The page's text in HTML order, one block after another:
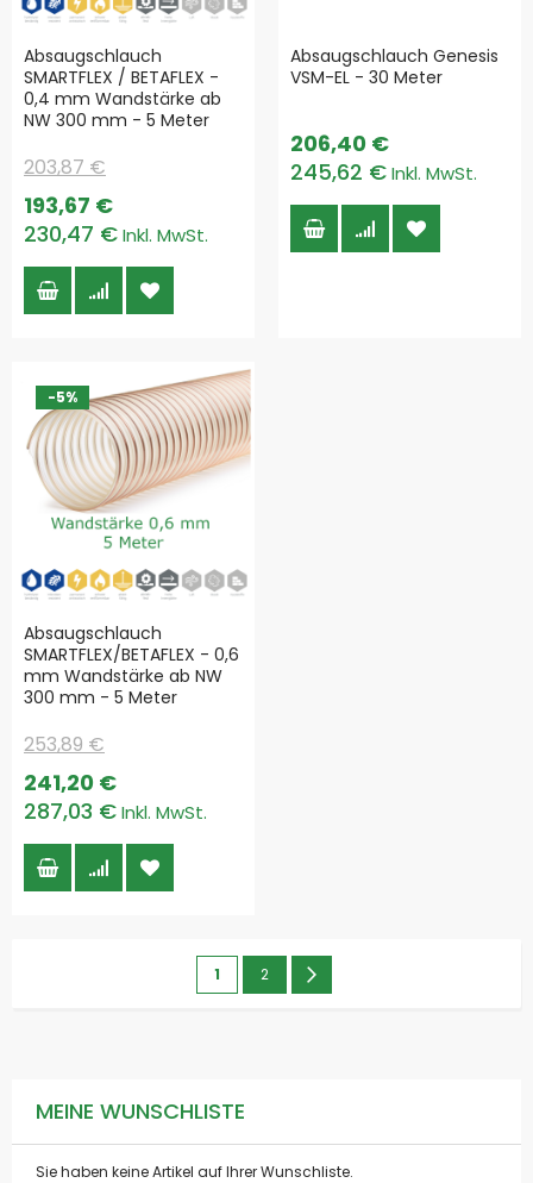
Absaugschlauch
SMARTFLEX / BETAFLEX -
0,4 mm Wandstärke ab
NW 300 mm - 5 Meter
Special
Price
230,47 €
193,67 €
203,87 €
Absaugschlauch Genesis
VSM-EL - 30 Meter
245,62 €
206,40 €
-5%
Absaugschlauch
SMARTFLEX/BETAFLEX - 0,6
mm Wandstärke ab NW
300 mm - 5 Meter
Special
Price
287,03 €
241,20 €
253,89 €
Seite
Sie
Seite
1 Seite
2
MEINE WUNSCHLISTE
Sie haben keine Artikel auf Ihrer Wunschliste.